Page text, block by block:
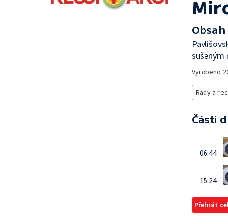
sušeným
Vyrobeno
Rady a
Části
06:44
15:24
Přehrát